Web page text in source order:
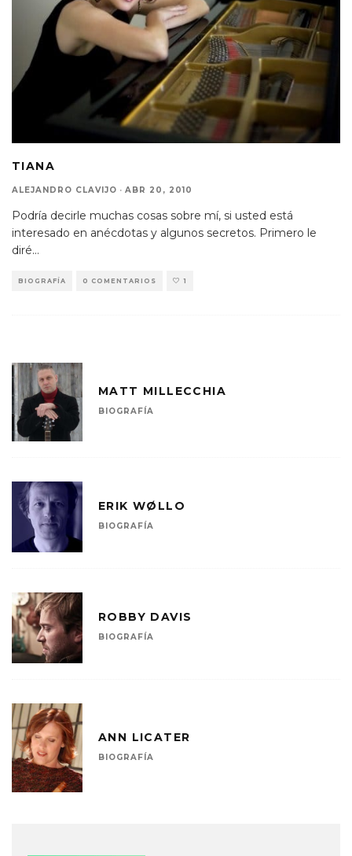
TIANA
ALEJANDRO CLAVIJO · ABR 20, 2010
Podría decirle muchas cosas sobre mí, si usted está
interesado en anécdotas y algunos secretos. Primero le
diré...
BIOGRAFÍA 0 COMENTARIOS 1
MATT MILLECCHIA
BIOGRAFÍA
ERIK WØLLO
BIOGRAFÍA
ROBBY DAVIS
BIOGRAFÍA
ANN LICATER
BIOGRAFÍA